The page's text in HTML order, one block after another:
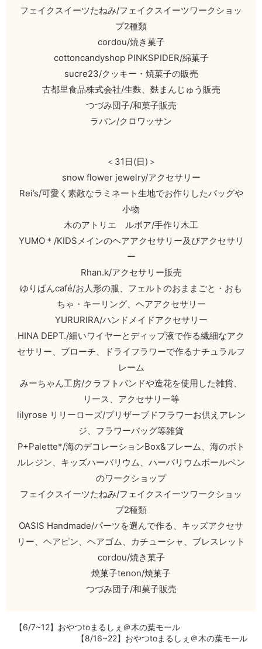
フェイクスイーツたねみ/フェイクスイーツワークショッ
プ2種類
cordou/焼き菓子
cottoncandyshop PINKSPIDER/綿菓子
sucre23/クッキー・焼菓子の販売
古都里食品株式会社/生麩、麩まんじゅう販売
つづみ団子/和菓子販売
ラパン/クロワッサン
＜31日(日)＞
snow flower jewelry/アクセサリー
Rei’s/可愛く素敵なラミネート生地でお作りしたバッグや
小物
木のアトリエ ルボア/手作り木工
YUMO＊/KIDSメインのヘアアクセサリー及びアクセサリ
ー
Rhan.k/アクセサリー販売
ゆりぱんcafé/お人形の服、フェルトのおままごと・おも
ちゃ・キーリング、ヘアアクセサリー
YURURIRA/ハンドメイドアクセサリー
HINA DEPT./細いワイヤーとディップ液で作る繊細なアク
セサリー、ブローチ、ドライフラワーで作るナチュラルフ
レーム
みーちゃん工房/クラフトバンドや造花を使用した雑貨、
リース、アクセサリー等
lilyrose リリーローズ/プリザーブドフラワーお供えアレン
ジ、フラワーバッグ等雑貨
P+Palette*/海のデコレーションBox&フレーム、海のボト
ルレジン、キッズハーバリウム、ハーバリウムボールペン
のワークショップ
フェイクスイーツたねみ/フェイクスイーツワークショッ
プ2種類
OASIS Handmade/パーツを選んで作る、キッズアクセサ
リー、ヘアピン、ヘアゴム、カチューシャ、ブレスレット
cordou/焼き菓子
焼菓子tenon/焼菓子
つづみ団子/和菓子販売
【6/7~12】おやつtoまるしぇ＠木の葉モール
【8/16~22】おやつtoまるしぇ＠木の葉モール